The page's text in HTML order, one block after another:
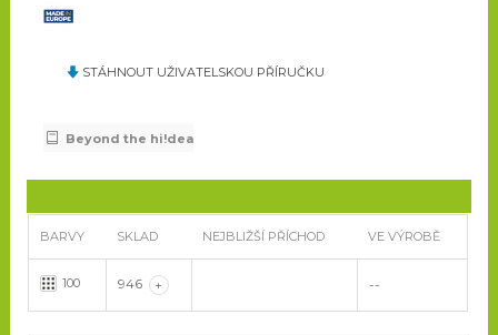
STÁHNOUT UŽIVATELSKOU PŘÍRUČKU
Beyond the hi!dea
BARVY SKLAD NEJBLIŽŠÍ PŘÍCHOD VE VÝROBĚ
100 946 + --